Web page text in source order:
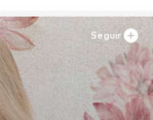
Seguir